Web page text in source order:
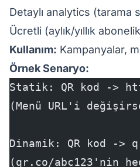
Detaylı analytics (tarama
Ücretli (aylık/yıllık
Kullanım: Kampanyalar,
Örnek Senaryo:
Statik: QR kod ->
(Menü URL'i
Dinamik: QR kod ->
(qr.co/abc123'nin